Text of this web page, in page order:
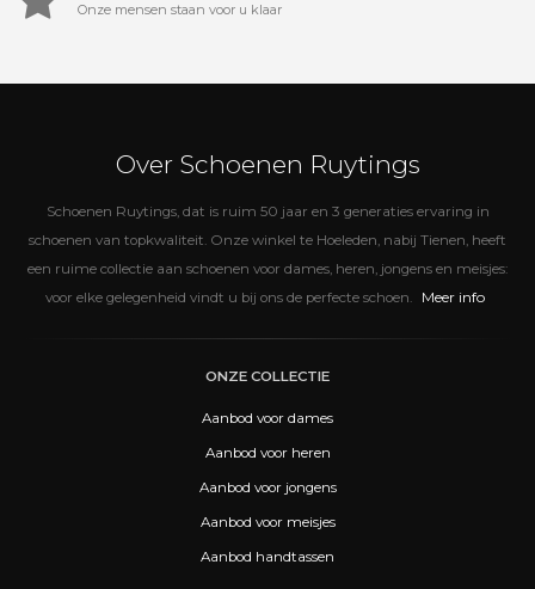
Onze mensen staan voor u klaar
Over Schoenen Ruytings
Schoenen Ruytings, dat is ruim 50 jaar en 3 generaties ervaring in
schoenen van topkwaliteit. Onze winkel te Hoeleden, nabij Tienen, heeft
een ruime collectie aan schoenen voor dames, heren, jongens en meisjes:
voor elke gelegenheid vindt u bij ons de perfecte schoen.
Meer info
ONZE COLLECTIE
Aanbod voor dames
Aanbod voor heren
Aanbod voor jongens
Aanbod voor meisjes
Aanbod handtassen